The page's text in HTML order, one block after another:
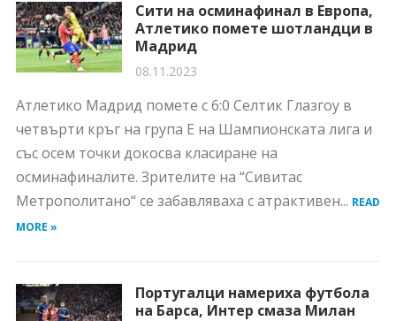
Сити на осминафинал в Европа,
Атлетико помете шотландци в
Мадрид
08.11.2023
Атлетико Мадрид помете с 6:0 Селтик Глазгоу в
четвърти кръг на група Е на Шампионската лига и
със осем точки докосва класиране на
осминафиналите. Зрителите на “Сивитас
Метрополитано“ се забавляваха с атрактивен... READ
MORE »
Португалци намериха футбола
на Барса, Интер смаза Милан